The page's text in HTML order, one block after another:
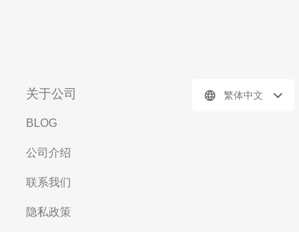
关于公司
BLOG
公司介绍
联系我们
隐私政策
繁体中文